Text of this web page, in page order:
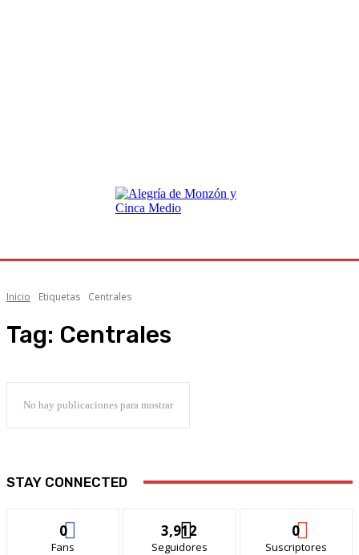
Inicio Etiquetas Centrales
Tag: Centrales
No hay publicaciones para mostrar
STAY CONNECTED
0
Fans
3,912
Seguidores
0
Suscriptores